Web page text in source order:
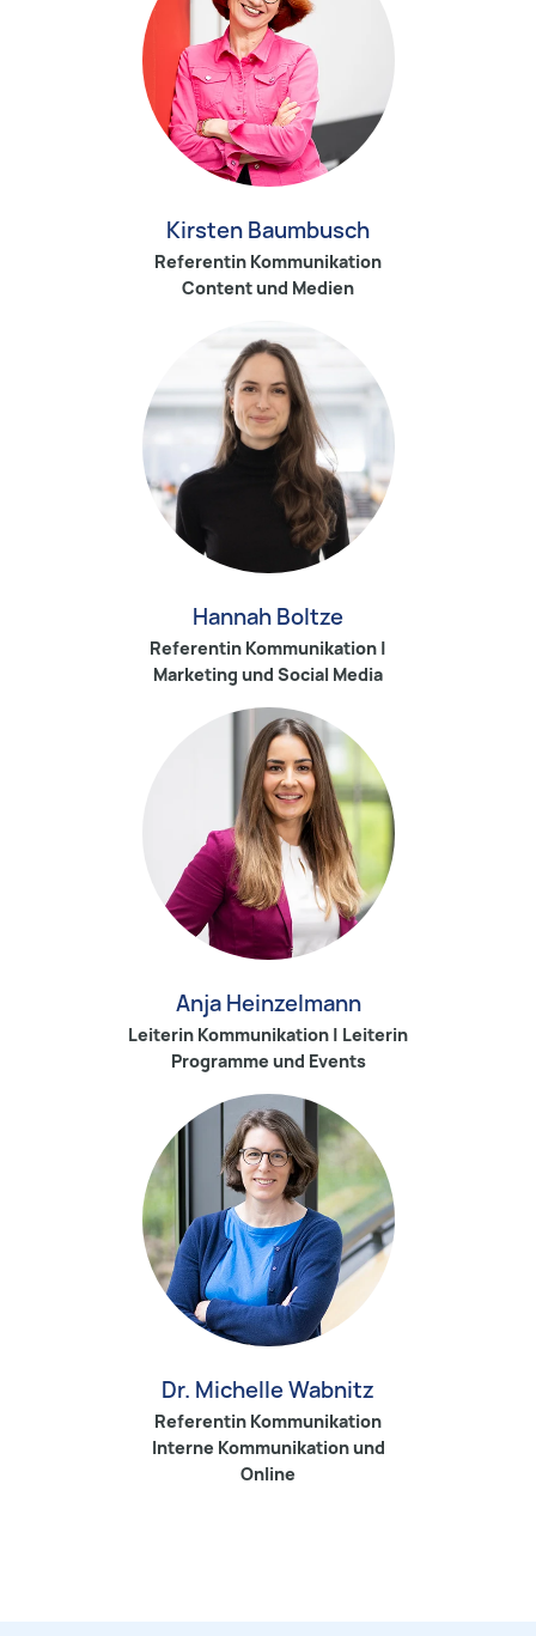
Kirsten Baumbusch
Referentin Kommunikation
Content und Medien
Hannah Boltze
Referentin Kommunikation |
Marketing und Social Media
Anja Heinzelmann
Leiterin Kommunikation | Leiterin
Programme und Events
Dr. Michelle Wabnitz
Referentin Kommunikation
Interne Kommunikation und
Online